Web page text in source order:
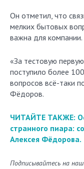
Он отметил, что
мелких бытовых
важна для компании.
«За тестовую
поступило более
вопросов всё-таки
Фёдоров.
ЧИТАЙТЕ ТАКЖЕ:
странного пиара:
Алексея Фёдорова.
Подписывайтесь на